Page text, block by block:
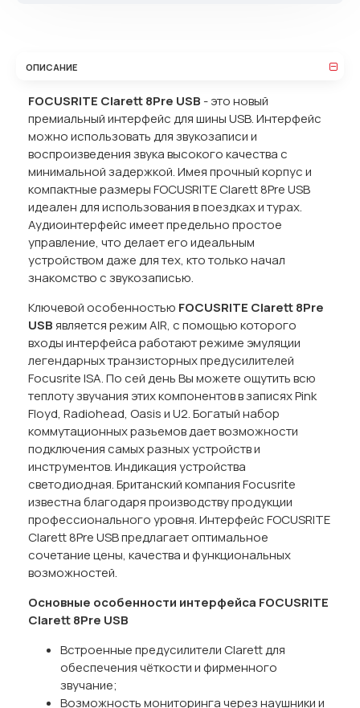
ОПИСАНИЕ
FOCUSRITE Clarett 8Pre USB - это новый
премиальный интерфейс для шины USB. Интерфейс
можно использовать для звукозаписи и
воспроизведения звука высокого качества с
минимальной задержкой. Имея прочный корпус и
компактные размеры FOCUSRITE Clarett 8Pre USB
идеален для использования в поездках и турах.
Аудиоинтерфейс имеет предельно простое
управление, что делает его идеальным
устройством даже для тех, кто только начал
знакомство с звукозаписью.
Ключевой особенностью FOCUSRITE Clarett 8Pre
USBявляется режим AIR, с помощью которого
входы интерфейса работают режиме эмуляции
легендарных транзисторных предусилителей
Focusrite ISA. По сей день Вы можете ощутить всю
теплоту звучания этих компонентов в записях Pink
Floyd, Radiohead, Oasis и U2. Богатый набор
коммутационных разьемов дает возможности
подключения самых разных устройств и
инструментов. Индикация устройства
светодиодная. Британский компания Focusrite
известна благодаря производству продукции
профессионального уровня. Интерфейс FOCUSRITE
Clarett 8Pre USB предлагает оптимальное
сочетание цены, качества и функциональных
возможностей.
Основные особенности интерфейса FOCUSRITE
Clarett 8Pre USB
Встроенные предусилители Clarett для
обеспечения чёткости и фирменного
звучание;
Возможность мониторинга через наушники и